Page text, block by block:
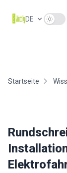
DE Use
Startseite